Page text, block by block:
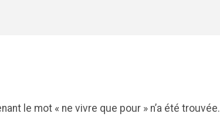
le mot « ne vivre que pour » n’a été trouvée.